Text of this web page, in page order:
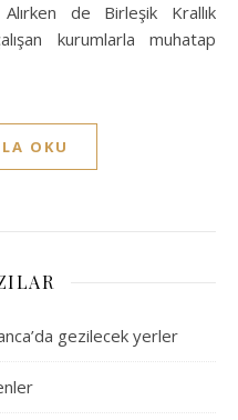
de Birleşik Krallık
kurumlarla muhatap
OKU
gezilecek yerler